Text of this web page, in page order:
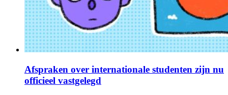
Afspraken over internationale studenten zijn nu
officieel vastgelegd